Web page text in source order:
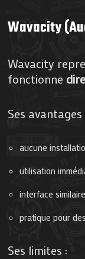
Wavacity
Wavacity
fonctionne
Ses avantages
aucune
utilisation
interface
pratique pour
Ses limites :